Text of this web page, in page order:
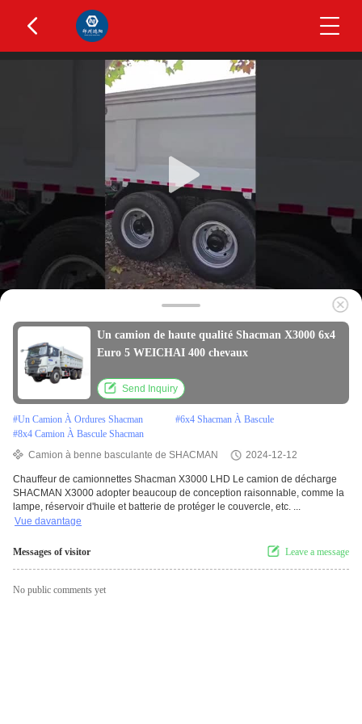
Un camion de haute qualité Shacman X3000 6x4
Euro 5 WEICHAI 400 chevaux
Send Inquiry
#Un Camion À Ordures Shacman #6x4 Shacman À Bascule
#8x4 Camion À Bascule Shacman
Camion à benne basculante de SHACMAN
2024-12-12
Chauffeur de camionnettes Shacman X3000 LHD Le camion de décharge
SHACMAN X3000 adopter beaucoup de conception raisonnable, comme la
lampe, réservoir d'huile et batterie de protéger le couvercle, etc. ...
Vue davantage
Messages of visitor Leave a message
No public comments yet